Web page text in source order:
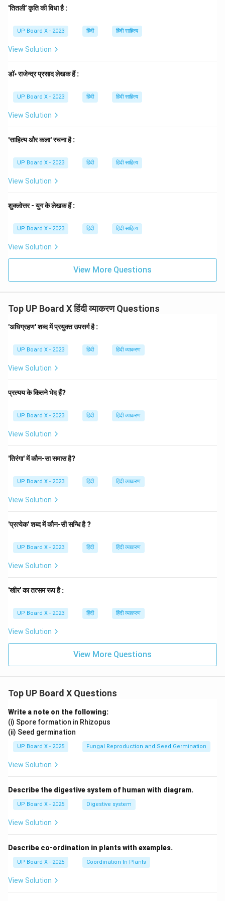
तृतीया: ताभिः (उन सबसे/उनके द्वारा)
चतुर्थी:ताभ्यः(उन सबके लिए)
पंचमी:ताभ्यः(उन सबसे)
इस तालिका से स्पष्ट है कि 'ताभ्यः' 'तत्' शब्द का चतुर्थी विभक्ति,
बहुवचन और पंचमी विभक्ति, बहुवचन, दोनों का रूप है। दिए गए विकल्पों
का रूप 'तासाम्' होता है)।
Step 4: Final Answer
अतः, दिए गए विकल्पों के अनुसार 'ताभ्यः' में चतुर्थी विभक्ति, बहुवचन
है। सही उत्तर (D) है।
Download Solution in PDF
'तितली' कृति की विधा है :
UP Board X - 2023 हिंदी हिंदी साहित्य
View Solution
डॉ॰ राजेन्द्र प्रसाद लेखक हैं :
UP Board X - 2023 हिंदी हिंदी साहित्य
View Solution
'साहित्य और कला' रचना है :
UP Board X - 2023 हिंदी हिंदी साहित्य
View Solution
शुक्लोत्तर - युग के लेखक हैं :
UP Board X - 2023 हिंदी हिंदी साहित्य
View Solution
View More Questions
Top UP Board X हिंदी व्याकरण Questions
'अधिग्रहण' शब्द में प्रयुक्त उपसर्ग है :
UP Board X - 2023 हिंदी हिंदी व्याकरण
View Solution
प्रत्यय के कितने भेद हैं?
UP Board X - 2023 हिंदी हिंदी व्याकरण
View Solution
'तिरंगा' में कौन-सा समास है?
UP Board X - 2023 हिंदी हिंदी व्याकरण
View Solution
'प्रत्येक' शब्द में कौन-सी सन्धि है ?
UP Board X - 2023 हिंदी हिंदी व्याकरण
View Solution
'खीर' का तत्सम रूप है :
UP Board X - 2023 हिंदी हिंदी व्याकरण
View Solution
View More Questions
Top UP Board X Questions
Write a note on the following:
(i) Spore formation in Rhizopus
(ii) Seed germination
UP Board X - 2025 Fungal Reproduction and Seed Germination
View Solution
Describe the digestive system of human with diagram.
UP Board X - 2025 Digestive system
View Solution
Describe co-ordination in plants with examples.
UP Board X - 2025 Coordination In Plants
View Solution